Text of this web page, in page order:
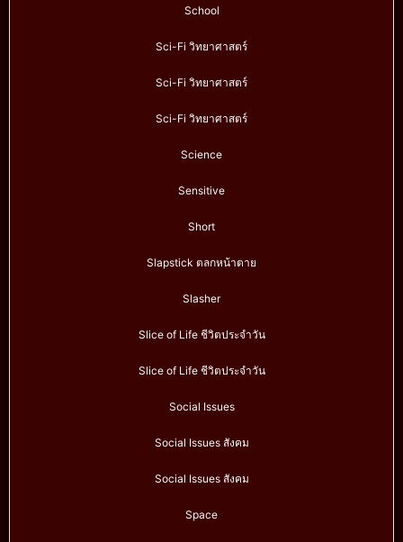
School
Sci-Fi วิทยาศาสตร์
Sci-Fi วิทยาศาสตร์
Sci-Fi วิทยาศาสตร์
Science
Sensitive
Short
Slapstick ตลกหน้าตาย
Slasher
Slice of Life ชีวิตประจำวัน
Slice of Life ชีวิตประจำวัน
Social Issues
Social Issues สังคม
Social Issues สังคม
Space